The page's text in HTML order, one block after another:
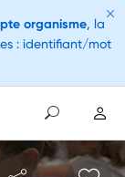
organisme, la
: identifiant/mot